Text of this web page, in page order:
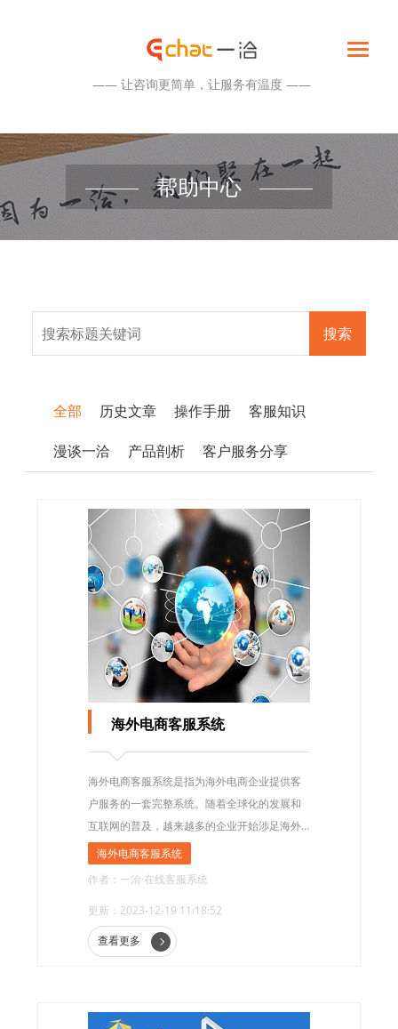
—— 让咨询更简单，让服务有温度 ——
帮助中心
搜索
全部 历史文章 操作手册 客服知识
漫谈一洽 产品剖析 客户服务分享
海外电商客服系统
海外电商客服系统是指为海外电商企业提供客
户服务的一套完整系统。随着全球化的发展和
互联网的普及，越来越多的企业开始涉足海外
市场，并面临着与海外客户进行有效沟通和服
海外电商客服系统
作者：一洽·在线客服系统
更新：2023-12-19 11:18:52
查看更多